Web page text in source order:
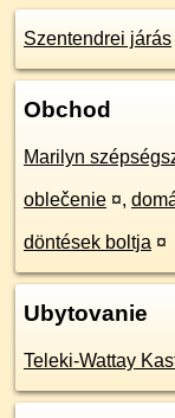
Szentendrei járás
Obchod
Marilyn
oblečenie ¤,
döntések boltja ¤
Ubytovanie
Teleki-Wattay